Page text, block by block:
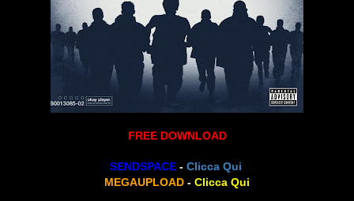
FREE DOWNLOAD
SENDSPACE- Clicca Qui
MEGAUPLOAD - Clicca Qui